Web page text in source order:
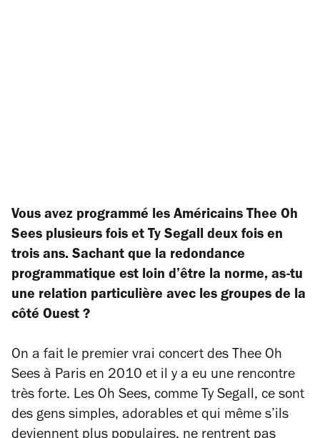
Vous avez programmé les Américains Thee Oh
Sees plusieurs fois et Ty Segall deux fois en
trois ans. Sachant que la redondance
programmatique est loin d’être la norme, as-tu
une relation particulière avec les groupes de la
côté Ouest ?
On a fait le premier vrai concert des Thee Oh
Sees à Paris en 2010 et il y a eu une rencontre
très forte. Les Oh Sees, comme Ty Segall, ce sont
des gens simples, adorables et qui même s’ils